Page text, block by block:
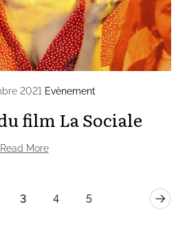
2021 Evènement
film La Sociale
Read More
3 4 5